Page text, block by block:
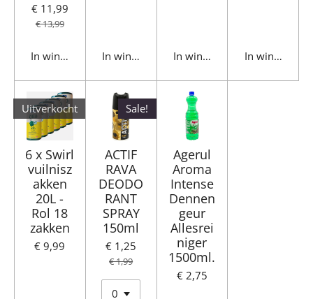
€ 11,99
€ 13,99
In winkelwagenIn winkelwagenIn winkelwagenIn
Uitverkocht
6 x Swirl
vuilnisz
akken
20L -
Rol 18
zakken
€ 9,99
Sale!
ACTIF
RAVA
DEODO
RANT
SPRAY
150ml
€ 1,25
€ 1,99
Agerul
Aroma
Intense
Dennen
geur
Allesrei
niger
1500ml.
€ 2,75